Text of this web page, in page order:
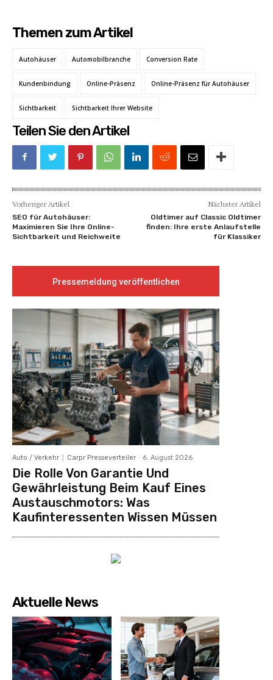
Themen zum Artikel
Autohäuser Automobilbranche Conversion Rate
Kundenbindung Online-Präsenz Online-Präsenz für Autohäuser
Sichtbarkeit Sichtbarkeit Ihrer Website
Teilen Sie den Artikel
Vorheriger Artikel
SEO für Autohäuser:
Maximieren Sie Ihre Online-
Sichtbarkeit und Reichweite
Nächster Artikel
Oldtimer auf Classic Oldtimer
finden: Ihre erste Anlaufstelle
für Klassiker
Pressemeldung veröffentlichen
Auto / Verkehr Carpr Presseverteiler - 6. August 2026
Die Rolle Von Garantie Und
Gewährleistung Beim Kauf Eines
Austauschmotors: Was
Kaufinteressenten Wissen Müssen
Aktuelle News